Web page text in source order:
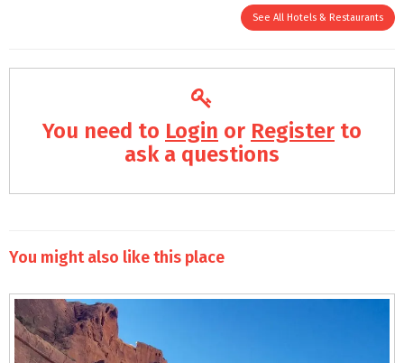
See All Hotels & Restaurants
You need to Login or Register to
ask a questions
You might also like this place